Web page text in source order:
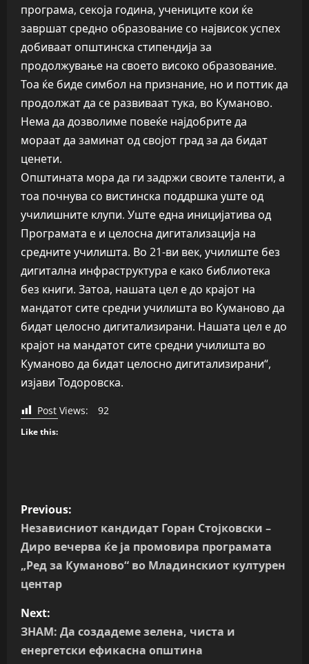
програма, секоја година, учениците кои ќе
завршат средно образование со највисок успех
добиваат општинска стипендија за
продолжување на своето високо образование.
Тоа ќе биде симбол на признание, но и поттик да
продолжат да се развиваат тука, во Куманово.
Нема да дозволиме повеќе најдобрите да
мораат да заминат од својот град за да бидат
ценети.
Општината мора да ги задржи своите таленти, а
тоа почнува со вистинска поддршка уште од
училишните клупи. Уште една иницијатива од
Програмата е и целосна дигитализација на
средните училишта. Во 21-ви век, училиште без
дигитална инфраструктура е како библиотека
без книги. Затоа, нашата цел е до крајот на
мандатот сите средни училишта во Куманово да
бидат целосно дигитализирани. Нашата цел е до
крајот на мандатот сите средни училишта во
Куманово да бидат целосно дигитализирани“,
изјави Тодоровска.
Post Views: 92
Like this:
P
o
s
t
n
a
Previous:
Независниот кандидат Горан Стојковски –
Диро вечерва ќе ја промовира програмата
„Ред за Куманово“ во Младинскиот културен
центар
Next:
ЗНАМ: Да создадеме зелена, чиста и
енергетски ефикасна општина